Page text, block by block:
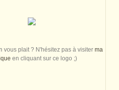
vous plait ? N'hésitez pas à visiter ma
en cliquant sur ce logo ;)